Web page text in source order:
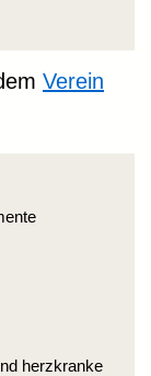
Verein
herzkranke